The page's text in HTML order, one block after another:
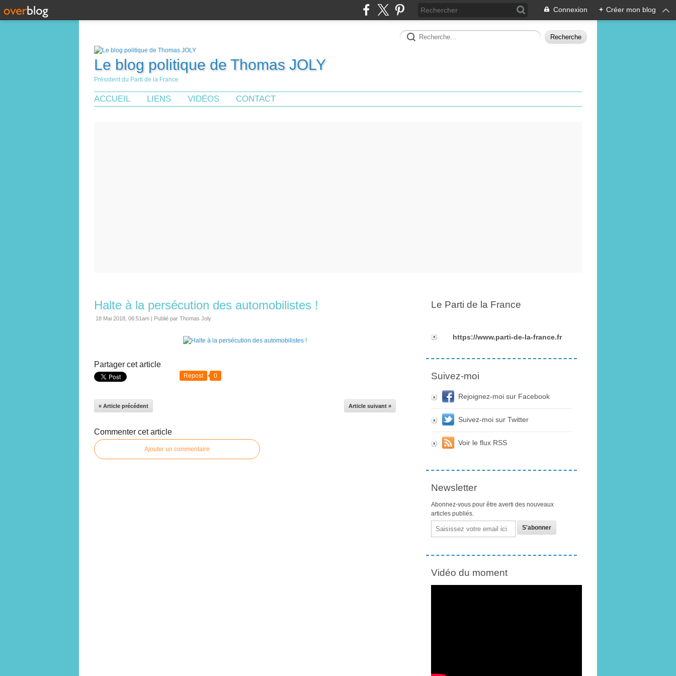
Connexion + Créer mon blog
Le blog politique de Thomas JOLY
Président du Parti de la France
ACCUEIL LIENS VIDÉOS CONTACT
Halte à la persécution des automobilistes !
18 Mai 2018, 06:51am | Publié par Thomas Joly
Partager cet article
Repost 0
« Article précédent Article suivant »
Commenter cet article
Ajouter un commentaire
Le Parti de la France
https://www.parti-de-la-france.fr
Suivez-moi
Rejoignez-moi sur Facebook
Suivez-moi sur Twitter
Voir le flux RSS
Newsletter
Abonnez-vous pour être averti des nouveaux
articles publiés.
Email
Vidéo du moment